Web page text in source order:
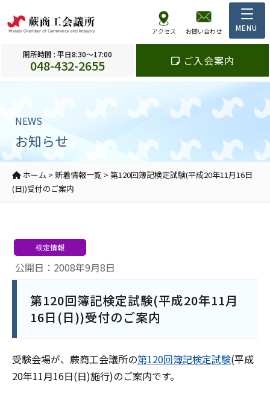
アクセス お問い合わせ
開所時間 : 平日8:30～17:00
048-432-2655 ご入会案内
NEWS
お知らせ
ホーム > 新着情報一覧 > 第120回簿記検定試験(平成20年11月16日
(日))受付のご案内
公開日：2008年9月8日
検定情報
第120回簿記検定試験(平成20年11月
16日(日))受付のご案内
受験会場が、蕨商工会議所の第120回簿記検定試験(平成
20年11月16日(日)施行)のご案内です。